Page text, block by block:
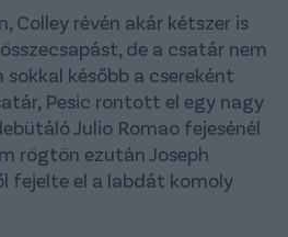
Colley révén akár kétszer is
de a csatár nem
később a csereként
Pesic rontott el egy nagy
Julio Romao fejesénél
rögtön ezután Joseph
fejelte el a labdát komoly